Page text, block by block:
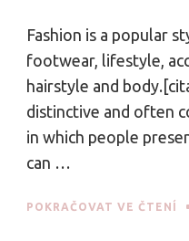
Fashion is a popular
footwear, lifestyle,
hairstyle and
distinctive and often
in which people
can …
POKRAČOVAT VE ČTENÍ